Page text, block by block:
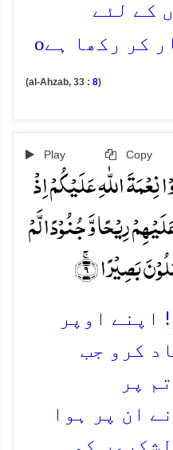
کے لئے
کر رکھا ہےo
(al-Ahzab, 33 : 8)
Play Copy
نِعۡمَۃَ اللّٰہِ عَلَیۡکُمۡ اِذۡ
رِیۡحًا وَّ جُنُوۡدًا لَّمۡ
بَصِیۡرًا ۚ﴿۹﴾
اپنے اوپر
کرو جب
پر
ان پر ہوا